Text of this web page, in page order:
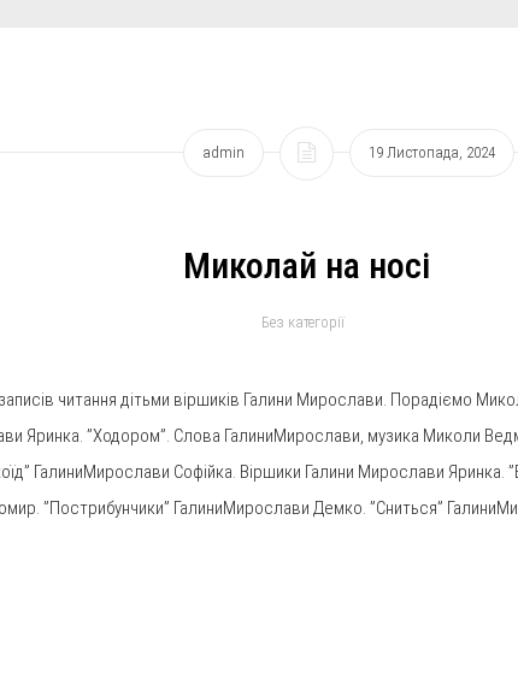
admin 19 Листопада, 2024
Миколай на носі
Без категорії
читання дітьми віршиків Галини Мирослави. Порадіємо
Яринка. ”Ходором”. Слова ГалиниМирослави, музика Миколи
ГалиниМирослави Софійка. Віршики Галини Мирослави Яринка.
”Пострибунчики” ГалиниМирослави Демко. ”Сниться”